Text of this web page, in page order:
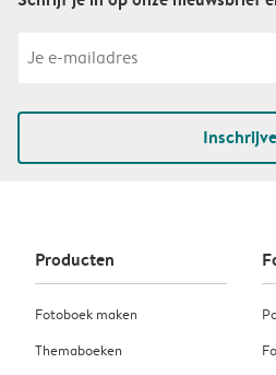
Producten
Fotoboek maken
Themaboeken